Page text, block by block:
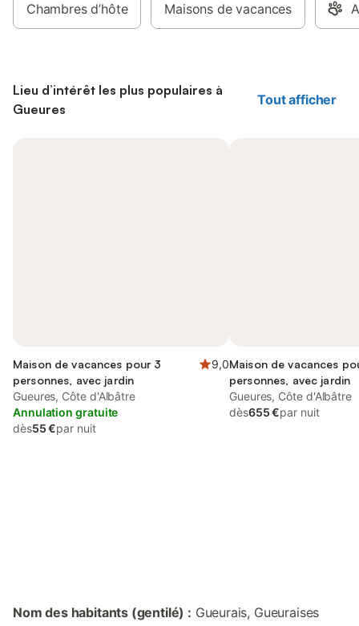
Chambres d’hôte Maisons de vacances
Lieu d’intérêt les plus populaires à
Gueures
Tout afficher
Maison de vacances pour 3
personnes, avec jardin
9,0
Gueures, Côte d'Albâtre
Annulation gratuite
dès55 €par nuit
Maison de vacances
personnes, avec jardin
Gueures, Côte d'Albâtre
dès655 €par nuit
Nom des habitants (gentilé) : Gueurais, Gueuraises